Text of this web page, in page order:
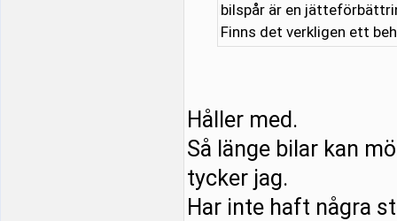
bilspår är en
Finns det verkligen ett
Håller med.
Så länge bilar kan
tycker jag.
Har inte haft några